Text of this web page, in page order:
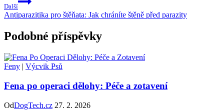
Další
Antiparazitika pro štěňata: Jak chráníte štěně před parazity
Podobné příspěvky
Feny | Výcvik Psů
Fena po operaci dělohy: Péče a zotavení
OdDogTech.cz 27. 2. 2026